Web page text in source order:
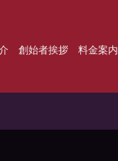
創始者挨拶 料金案内